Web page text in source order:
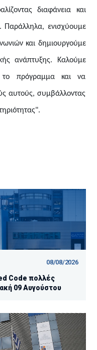
διαφάνεια και
ενισχύουμε
και δημιουργούμε
ανάπτυξης. Καλούμε
το πρόγραμμα και να
αυτούς, συμβάλλοντας
08/08/2026
Code πολλές
09 Αυγούστου